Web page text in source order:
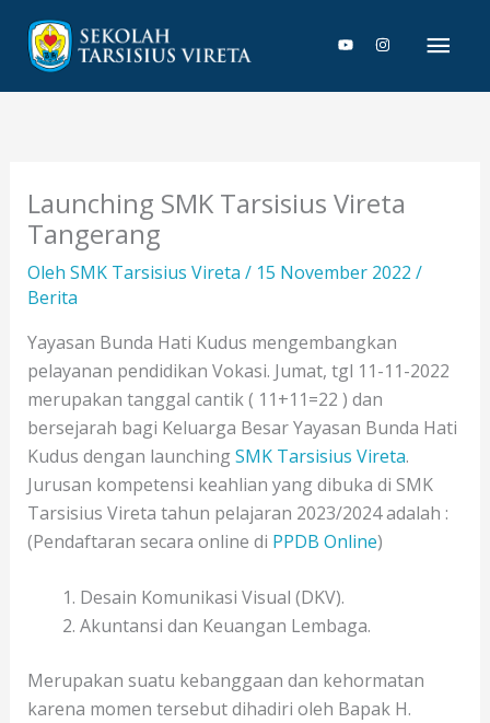
konten
Launching SMK Tarsisius Vireta
Tangerang
Oleh SMK Tarsisius Vireta / 15 November 2022 /
Berita
Yayasan Bunda Hati Kudus mengembangkan
pelayanan pendidikan Vokasi. Jumat, tgl 11-11-2022
merupakan tanggal cantik ( 11+11=22 ) dan
bersejarah bagi Keluarga Besar Yayasan Bunda Hati
Kudus dengan launchingSMK Tarsisius Vireta.
Jurusan kompetensi keahlian yang dibuka di SMK
Tarsisius Vireta tahun pelajaran 2023/2024 adalah :
(Pendaftaran secara online di PPDB Online)
Desain Komunikasi Visual (DKV).
Akuntansi dan Keuangan Lembaga.
Merupakan suatu kebanggaan dan kehormatan
karena momen tersebut dihadiri oleh Bapak H.